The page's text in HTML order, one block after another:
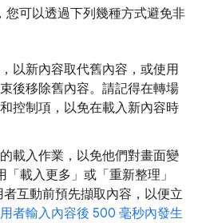
您可以透過下列幾種方式避免非
以新內容取代舊內容，或使用
後移除舊內容。請記得在轉場
控制項，以免在載入新內容時
載入作業，以免他們對畫面變
載入更多」或「重新整理」
互動前預先擷取內容，以便立
者輸入內容後 500 毫秒內發生